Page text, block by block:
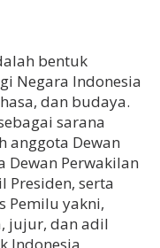
bentuk
Negara Indonesia
dan budaya.
sarana
anggota Dewan
Dewan Perwakilan
Presiden, serta
Pemilu yakni,
jujur, dan adil